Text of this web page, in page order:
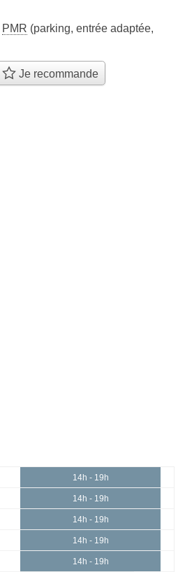
PMR (parking, entrée adaptée,
Je recommande
14h - 19h
14h - 19h
14h - 19h
14h - 19h
14h - 19h